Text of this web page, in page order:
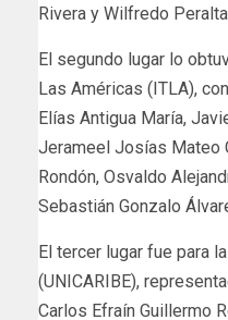
Rivera y Wilfredo
El segundo lugar lo
Las Américas (ITLA),
Elías Antigua María,
Jerameel Josías Mateo
Rondón, Osvaldo
Sebastián Gonzalo
El tercer lugar fue para
(UNICARIBE),
Carlos Efraín Guillermo